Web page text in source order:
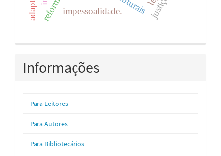
impessoalidade.
Informações
Para Leitores
Para Autores
Para Bibliotecários